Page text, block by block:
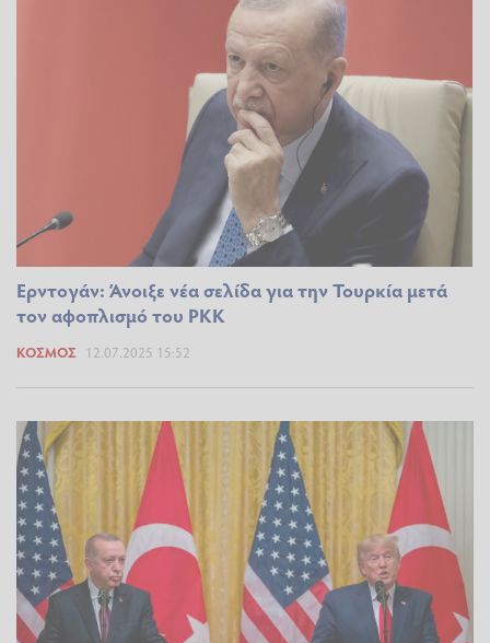
Ερντογάν: Άνοιξε νέα σελίδα για την Τουρκία μετά
τον αφοπλισμό του ΡΚΚ
ΚΌΣΜΟΣ 12.07.2025 15:52